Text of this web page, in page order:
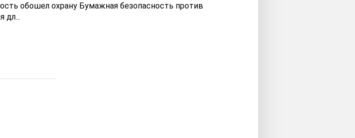
обошел охрану Бумажная безопасность против
дл...